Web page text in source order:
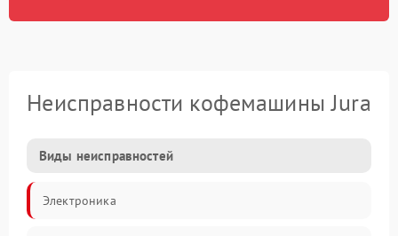
Неисправности кофемашины Jura
Виды неисправностей
Электроника